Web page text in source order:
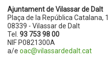
Ajuntament de Vilassar de Dalt
Plaça de la República Catalana, 1
08339 - Vilassar de Dalt
Tel. 93 753 98 00
NIF P0821300A
a/e oac@vilassardedalt.cat